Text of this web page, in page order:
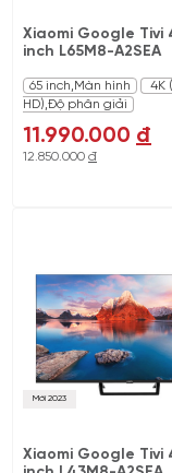
Xiaomi Google Tivi
inch L65M8-A2SEA
65 inch,Màn hình
4K
HD),Độ phân giải
11.990.000 đ
12.850.000 đ
Mới 2023
Xiaomi Google Tivi